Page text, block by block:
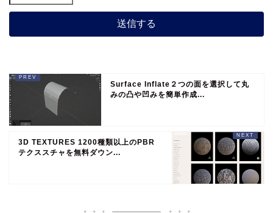
Surface Inflate２つの面を選択して丸
みの凸や凹みを簡単作成...
3D TEXTURES 1200種類以上のPBR
テクススチャを無料ダウン...